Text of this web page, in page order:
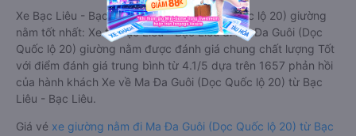
Xe Bạc Liêu - Bạc Liêu Ma Đa Guôi (Dọc Quốc lộ 20) giường
nằm tốt nhất: Xe từ Bạc Liêu - Bạc Liêu đi Ma Đa Guôi (Dọc
Quốc lộ 20) giường nằm được đánh giá chung chất lượng Tốt
với điểm đánh giá trung bình từ 4.1/5 dựa trên 1657 phản hồi
của hành khách Xe về Ma Đa Guôi (Dọc Quốc lộ 20) từ Bạc
Liêu - Bạc Liêu.
Giá vé xe giường nằm đi Ma Đa Guôi (Dọc Quốc lộ 20) từ Bạc